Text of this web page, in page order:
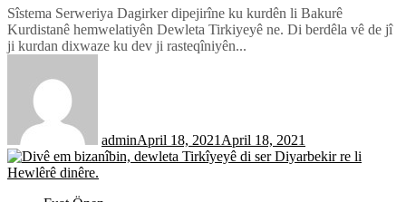
Sîstema Serweriya Dagirker dipejirîne ku kurdên li Bakurê
Kurdistanê hemwelatiyên Dewleta Tirkiyeyê ne. Di berdêla vê de jî
ji kurdan dixwaze ku dev ji rasteqîniyên...
adminApril 18, 2021 April 18, 2021